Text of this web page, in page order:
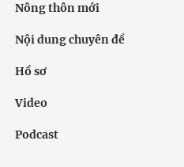
Nông thôn mới
Nội dung chuyên đề
Hồ sơ
Video
Podcast